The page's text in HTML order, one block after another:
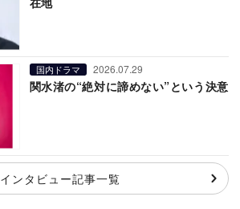
国内ドラマ 2026.07.29
関水渚の“絶対に諦めない”という決意
インタビュー記事一覧